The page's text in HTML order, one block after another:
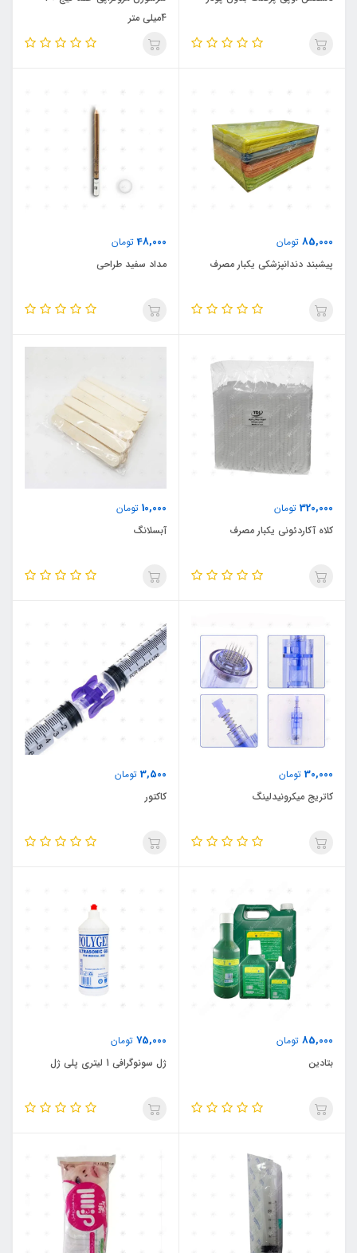
4میلی متر
85,000 تومان
پیشبند دندانپزشکی یکبار مصرف
48,000تومان
مداد سفید طراحی
320,000 تومان
کلاه آکاردئونی یکبار مصرف
10,000 تومان
آبسلانگ
30,000 تومان
کاتریج میکرونیدلینگ
3,500 تومان
کاکتور
85,000 تومان
بتادین
75,000 تومان
ژل سونوگرافی 1 لیتری پلی ژل